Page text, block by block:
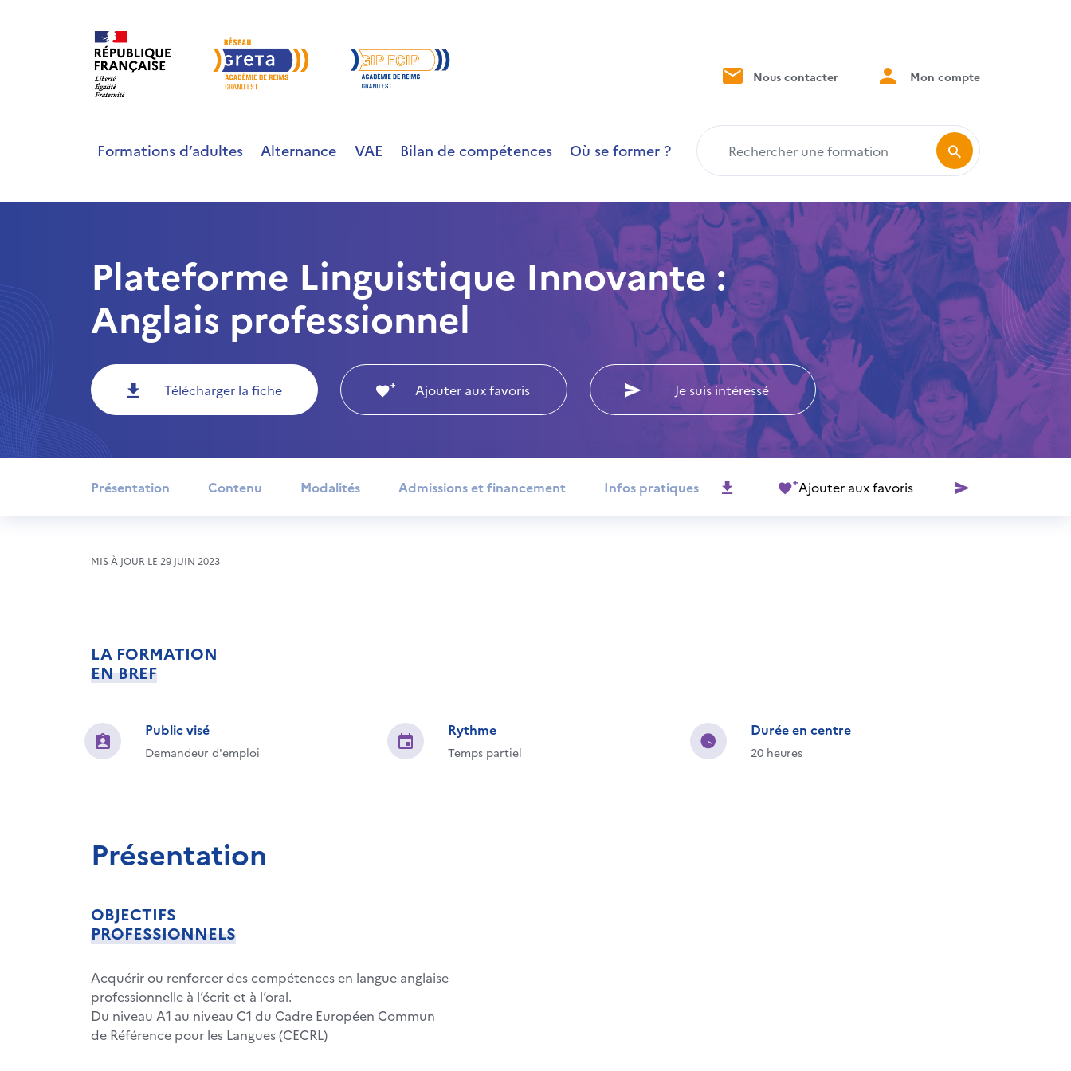
Nous contacter Mon compte
Formations d’adultes Alternance VAE Bilan de compétences Où se former ?
Plateforme Linguistique Innovante :
Anglais professionnel
Télécharger la fiche Ajouter aux favoris Je suis intéressé
Présentation Contenu Modalités Admissions et financement Infos pratiques Ajouter aux favoris
MIS À JOUR LE 29 JUIN 2023
LA FORMATION
EN BREF
Public visé
Demandeur d'emploi
Rythme
Temps partiel
Durée en centre
20 heures
Présentation
OBJECTIFS
PROFESSIONNELS
Acquérir ou renforcer des compétences en langue anglaise
professionnelle à l’écrit et à l’oral.
Du niveau A1 au niveau C1 du Cadre Européen Commun
de Référence pour les Langues (CECRL)